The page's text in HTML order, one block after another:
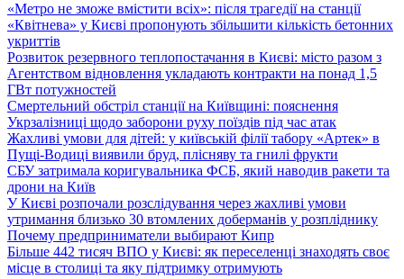
«Метро не зможе вмістити всіх»: після трагедії на станції
«Квітнева» у Києві пропонують збільшити кількість бетонних
укриттів
Розвиток резервного теплопостачання в Києві: місто разом з
Агентством відновлення укладають контракти на понад 1,5
ГВт потужностей
Смертельний обстріл станції на Київщині: пояснення
Укрзалізниці щодо заборони руху поїздів під час атак
Жахливі умови для дітей: у київській філії табору «Артек» в
Пущі-Водиці виявили бруд, плісняву та гнилі фрукти
СБУ затримала коригувальника ФСБ, який наводив ракети та
дрони на Київ
У Києві розпочали розслідування через жахливі умови
утримання близько 30 втомлених доберманів у розпліднику
Почему предприниматели выбирают Кипр
Більше 442 тисяч ВПО у Києві: як переселенці знаходять своє
місце в столиці та яку підтримку отримують